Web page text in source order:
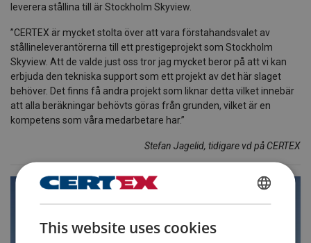
leverera stållina till är Stockholm Skyview.
”CERTEX är mycket stolta över att vara förstahandsvalet av
stållineleverantörerna till ett prestigeprojekt som Stockholm
Skyview. Att de valde just oss tror jag mycket beror på att vi kan
erbjuda den tekniska support som ett projekt av det här slaget
behöver. Det finns få andra projekt som liknar detta vilket innebär
att alla beräkningar behövts göras från grunden, vilket är en
kompetens som våra medarbetare har.”
Stefan Jagelid, tidigare vd på CERTEX
SWEDISH
ENGLISH TRANSLATION
This website uses cookies